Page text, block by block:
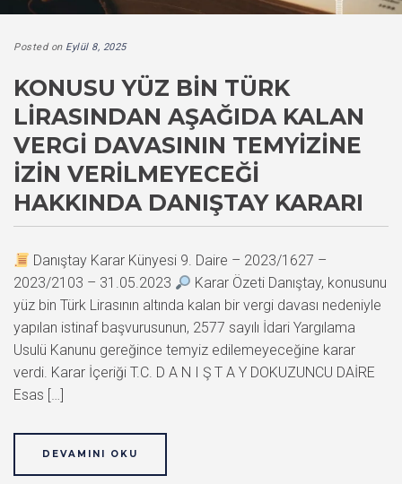
Posted on Eylül 8, 2025
KONUSU YÜZ BIN TÜRK
LIRASINDAN AŞAĞIDA KALAN
VERGI DAVASININ TEMYIZINE
İZIN VERILMEYECEĞI
HAKKINDA DANIŞTAY KARARI
Danıştay Karar Künyesi 9. Daire – 2023/1627 –
2023/2103 – 31.05.2023
Karar Özeti Danıştay, konusunu
yüz bin Türk Lirasının altında kalan bir vergi davası nedeniyle
yapılan istinaf başvurusunun, 2577 sayılı İdari Yargılama
Usulü Kanunu gereğince temyiz edilemeyeceğine karar
verdi. Karar İçeriği T.C. D A N I Ş T A Y DOKUZUNCU DAİRE
Esas […]
DEVAMINI OKU